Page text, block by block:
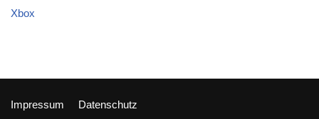
Xbox
Impressum Datenschutz